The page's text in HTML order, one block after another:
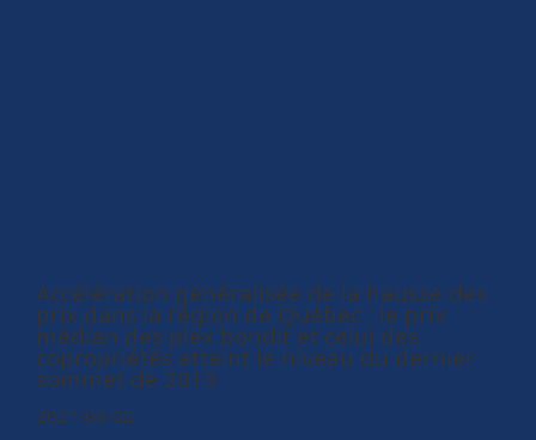
Accélération généralisée de la hausse des
prix dans la région de Québec : le prix
médian des plex bondit et celui des
copropriétés atteint le niveau du dernier
sommet de 2013
2021-06-02